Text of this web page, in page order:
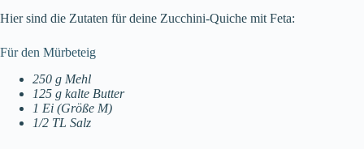
Hier sind die Zutaten für deine Zucchini-Quiche mit Feta:
Für den Mürbeteig
250 g Mehl
125 g kalte Butter
1 Ei (Größe M)
1/2 TL Salz